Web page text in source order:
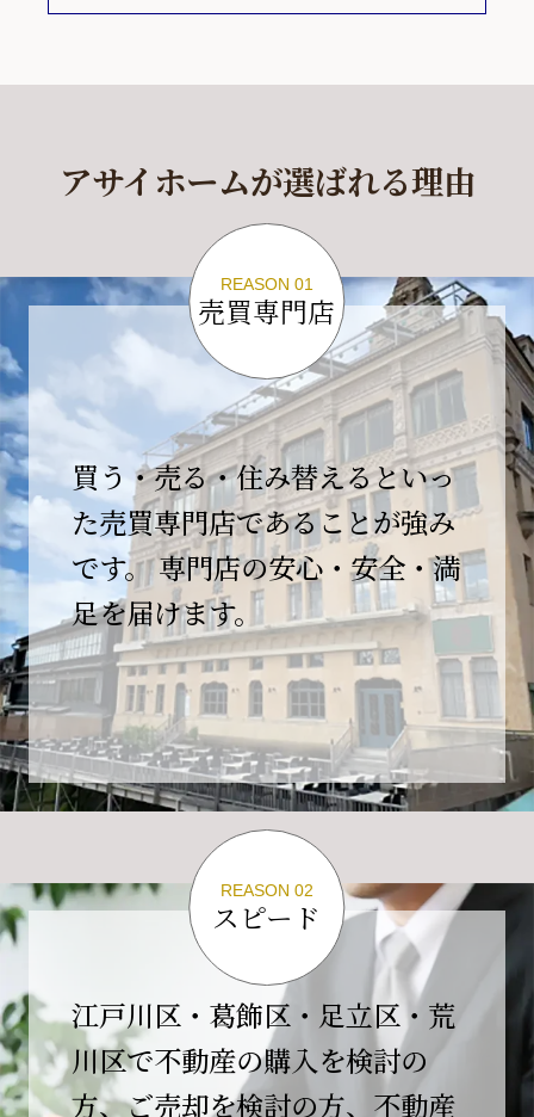
下記期間をゴールデンウィーク休業とさせて頂
休業期間中に頂きましたお問い合わせにつきま
2026年5月7日(木)以降、順次対応させて頂きま
ご不便をおかけいたしますが、何卒ご理解の程
よろしくお願いいたします。
2026-04-17
【臨時休業のお知らせ】
平素より格別のご愛顧を賜り、誠にありがとう
ございます。
誠に勝手ながら、弊社開業10周年イベント開催
の為、
４月２６日(日)は臨時休業とさせていただきま
す。
これもひとえに皆様のご支援の賜物と、心より感謝申し上
げます。
ご不便をおかけしますが、何卒よろしくお願い
いたします。
翌日より通常営業いたします。
【開業10周年のご挨拶】
平素より格別のご高配を賜り、誠にありがとう
ございます。
おかげさまで当社は、2026年2月1日をもちまし
て開業10周年を迎えることができました。
アサイホームが選ばれる理由
REASON 01
売買専門店
買う・売る・住み替えるといっ
た売買専門店であることが強み
です。 専門店の安心・安全・満
足を届けます。
REASON 02
スピード
江戸川区・葛飾区・足立区・荒
川区で不動産の購入を検討の
方、ご売却を検討の方、不動産